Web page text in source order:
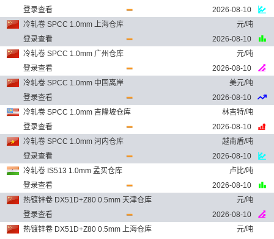
登录查看
2026-08-10
冷轧卷 SPCC 1.0mm 上海仓库
元/吨
登录查看
2026-08-10
冷轧卷 SPCC 1.0mm 广州仓库
元/吨
登录查看
2026-08-10
冷轧卷 SPCC 1.0mm 中国离岸
美元/吨
登录查看
2026-08-10
冷轧卷 SPCC 1.0mm 吉隆坡仓库
林吉特/吨
登录查看
2026-08-10
冷轧卷 SPCC 1.0mm 河内仓库
越南盾/吨
登录查看
2026-08-10
冷轧卷 IS513 1.0mm 孟买仓库
卢比/吨
登录查看
2026-08-10
热镀锌卷 DX51D+Z80 0.5mm 天津仓库
元/吨
登录查看
2026-08-10
热镀锌卷 DX51D+Z80 0.5mm 上海仓库
元/吨